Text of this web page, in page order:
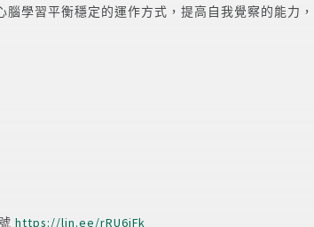
學習平衡穩定的運作方式，提高自我覺察的能力，
https://lin.ee/rRU6iFk